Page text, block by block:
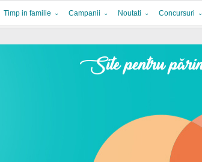
Timp in familie Campanii Noutati Concursuri